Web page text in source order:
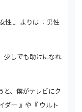
性 』よりは『 男性
少しでも助けになれ
と、僕がテレビにク
ダー 』や『 ウルト